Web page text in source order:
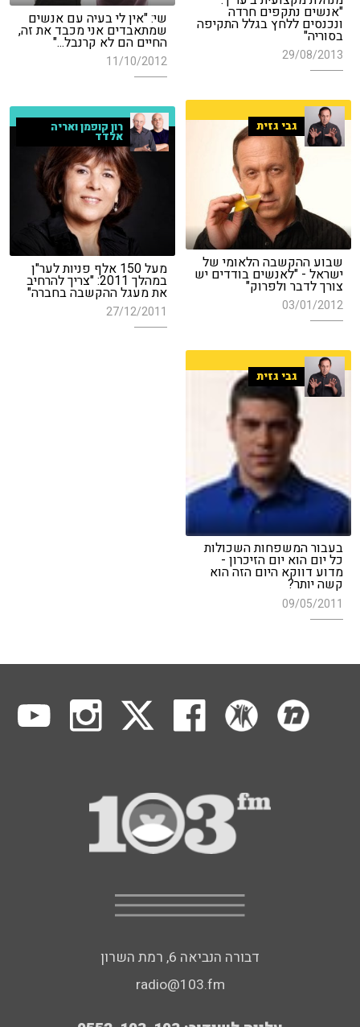
"אנשים נתקפים חרדה
ונכנסים ללחץ בגלל התקיפה
בסוריה"
29/08/2013
שי: "אין לי בעיה עם אנשים
שמתאבדים אני מכבד את זה,
החיים הם לא קרנבל..."
11/10/2012
גבי גזית
שבוע ההקשבה הלאומי של
ישראל - "לאנשים בודדים יש
צורך לדבר ולפרוק"
03/01/2012
רון קופמן ואריה
אלדד
מעל 150 אלף פניות לער"ן
במהלך 2011: "צריך להרחיב
את מעגל ההקשבה בחברה"
27/12/2011
גבי גזית
בעבור המשפחות השכולות
כל יום הוא יום הזיכרון -
מדוע דווקא היום הזה הוא
קשה יותר?
09/05/2011
דבורה הנביאה 6, רמת השרון
radio@103.fm